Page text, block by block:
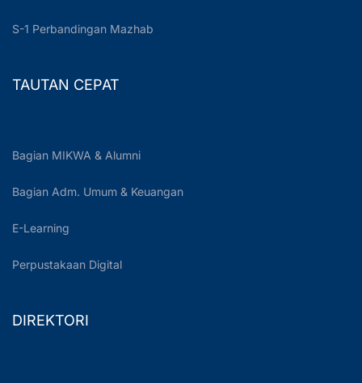
S-1 Perbandingan Mazhab
TAUTAN CEPAT
Bagian MIKWA & Alumni
Bagian Adm. Umum & Keuangan
E-Learning
Perpustakaan Digital
DIREKTORI